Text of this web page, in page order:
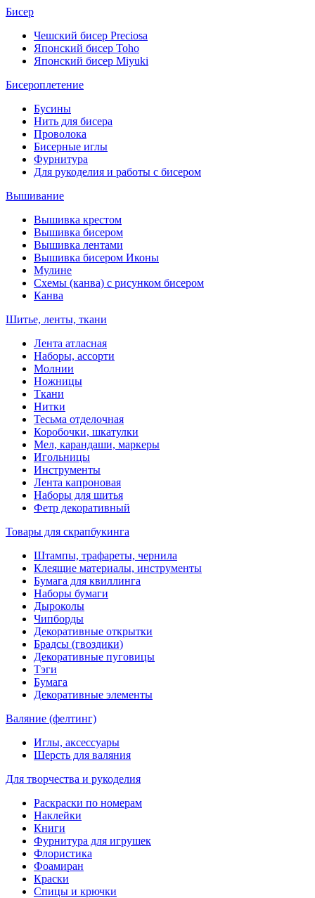
Бисер
Чешский бисер Preciosa
Японский бисер Toho
Японский бисер Miyuki
Бисероплетение
Бусины
Нить для бисера
Проволока
Бисерные иглы
Фурнитура
Для рукоделия и работы с бисером
Вышивание
Вышивка крестом
Вышивка бисером
Вышивка лентами
Вышивка бисером Иконы
Мулине
Схемы (канва) с рисунком бисером
Канва
Шитье, ленты, ткани
Лента атласная
Наборы, ассорти
Молнии
Ножницы
Ткани
Нитки
Тесьма отделочная
Коробочки, шкатулки
Мел, карандаши, маркеры
Игольницы
Инструменты
Лента капроновая
Наборы для шитья
Фетр декоративный
Товары для скрапбукинга
Штампы, трафареты, чернила
Клеящие материалы, инструменты
Бумага для квиллинга
Наборы бумаги
Дыроколы
Чипборды
Декоративные открытки
Брадсы (гвоздики)
Декоративные пуговицы
Тэги
Бумага
Декоративные элементы
Валяние (фелтинг)
Иглы, аксессуары
Шерсть для валяния
Для творчества и рукоделия
Раскраски по номерам
Наклейки
Книги
Фурнитура для игрушек
Флористика
Фоамиран
Краски
Спицы и крючки